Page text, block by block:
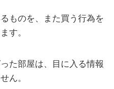
ものを、また買う行為を
す。
た部屋は、目に入る情報
ん。